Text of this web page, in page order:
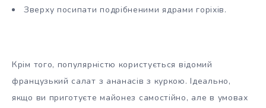
Зверху посипати подрібненими ядрами горіхів.
Крім того, популярністю користується відомий
французький салат з ананасів з куркою. Ідеально,
якщо ви приготуєте майонез самостійно, але в умовах